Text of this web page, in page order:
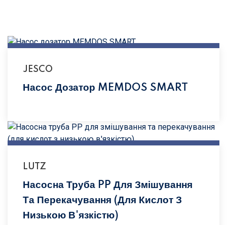
.
JESCO
Насос Дозатор MEMDOS SMART
LUTZ
Насосна Труба PP Для Змішування
Та Перекачування (для Кислот З
Низькою В'язкістю)